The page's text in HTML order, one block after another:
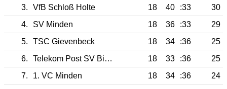
3.
VfB Schloß Holte 18 40 :33
30
4.
SV Minden 18 36 :33
29
5.
TSC Gievenbeck 18 34 :36
25
6.
Telekom Post SV Bielefeld 18 33 :36
25
7.
1. VC Minden 18 34 :36
24